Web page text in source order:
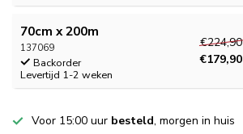
70cm x 200m
137069
Backorder
Levertijd 1-2 weken
€224,90
€179,90
Voor 15:00 uur besteld, morgen in huis